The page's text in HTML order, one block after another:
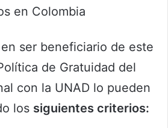
en Colombia
ser beneficiario de este
de Gratuidad del
con la UNAD lo pueden
los siguientes criterios: